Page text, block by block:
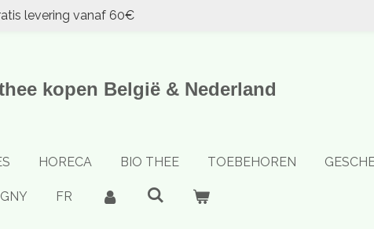
levering vanaf 60€
kopen België & Nederland
HORECA BIO THEE TOEBEHOREN
FR